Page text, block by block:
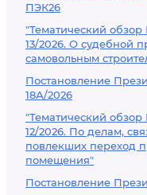
ПЭК26
"Тематический
13/2026. О судебной
самовольным
Постановление
18А/2026
"Тематический
12/2026. По делам,
повлекших переход
помещения"
Постановление